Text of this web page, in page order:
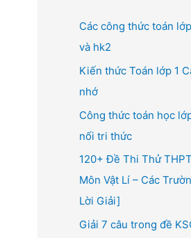
h
f
o
r
:
Các công thức toán
và hk2
Kiến thức Toán lớp 1
nhớ
Công thức toán học
nối tri thức
120+ Đề Thi Thử
Môn Vật Lí – Các
Lời Giải]
Giải 7 câu trong đề